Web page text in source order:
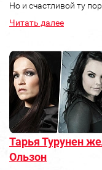
Но и счастливой ту
Читать далее
Тарья Турунен
Ользон